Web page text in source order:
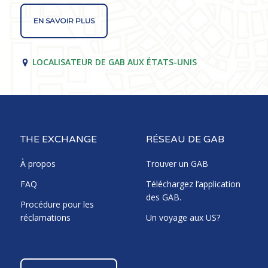
EN SAVOIR PLUS
LOCALISATEUR DE GAB AUX ÉTATS-UNIS
THE EXCHANGE
À propos
FAQ
Procédure pour les
réclamations
RÉSEAU DE GAB
Trouver un GAB
Téléchargez l’application
des GAB.
Un voyage aux US?